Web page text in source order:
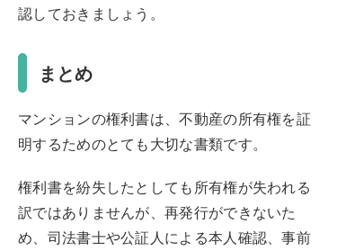
認しておきましょう。
まとめ
マンションの権利書は、不動産の所有権を証
明するためのとても大切な書類です。
権利書を紛失したとしても所有権が失われる
訳ではありませんが、再発行ができないた
め、司法書士や公証人による本人確認、事前